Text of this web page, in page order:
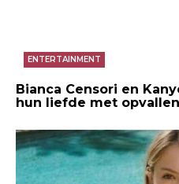
ENTERTAINMENT
Bianca Censori en
hun liefde met